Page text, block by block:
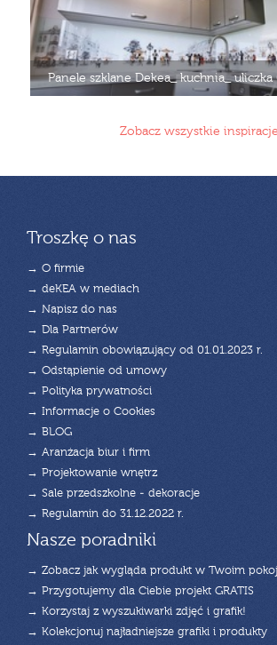
Panele szklane Dekea_ kuchnia_ uliczka
Zobacz wszystkie inspiracje
Troszkę o nas
→ O firmie
→ deKEA w mediach
→ Napisz do nas
→ Dla Partnerów
→ Regulamin obowiązujący od 01.01.2023 r.
→ Odstąpienie od umowy
→ Polityka prywatności
→ Informacje o Cookies
→ BLOG
→ Aranżacja biur i firm
→ Projektowanie wnętrz
→ Sale przedszkolne - dekoracje
→ Regulamin do 31.12.2022 r.
Nasze poradniki
→ Zobacz jak wygląda produkt w Twoim
→ Przygotujemy dla Ciebie projekt GRATIS
→ Korzystaj z wyszukiwarki zdjęć i grafik!
→ Kolekcjonuj najładniejsze grafiki i produkty